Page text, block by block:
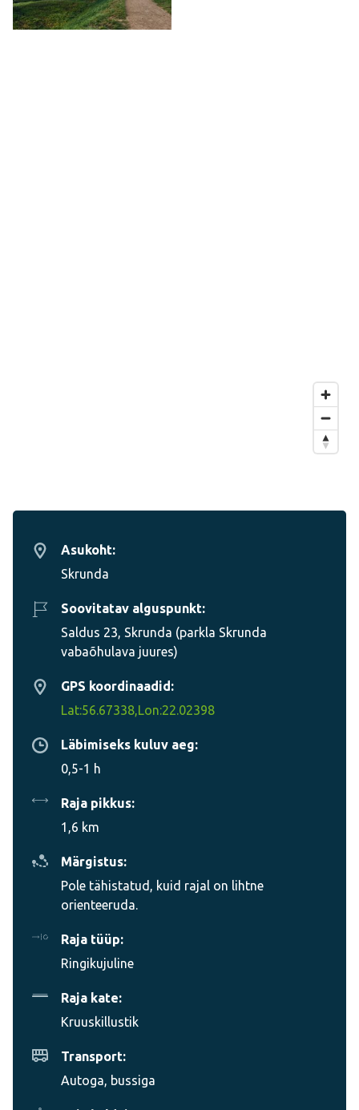
Asukoht:
Skrunda
Soovitatav alguspunkt:
Saldus 23, Skrunda (parkla Skrunda
vabaõhulava juures)
GPS koordinaadid:
Lat:56.67338,Lon:22.02398
Läbimiseks kuluv aeg:
0,5-1 h
Raja pikkus:
1,6 km
Märgistus:
Pole tähistatud, kuid rajal on lihtne
orienteeruda.
Raja tüüp:
Ringikujuline
Raja kate:
Kruuskillustik
Transport:
Autoga, bussiga